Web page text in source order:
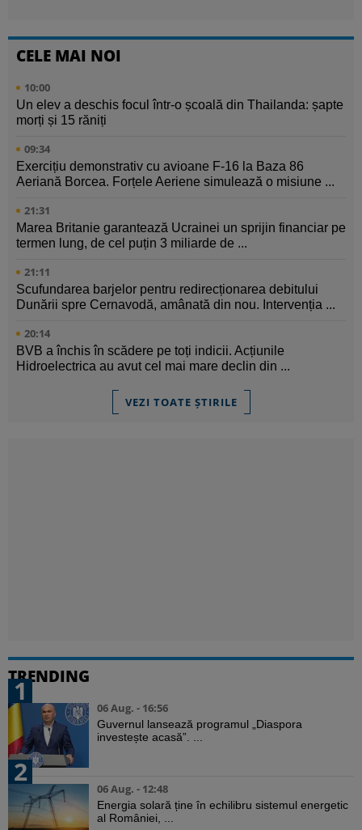
CELE MAI NOI
10:00
Un elev a deschis focul într-o școală din Thailanda: șapte
morți și 15 răniți
09:34
Exercițiu demonstrativ cu avioane F-16 la Baza 86
Aeriană Borcea. Forțele Aeriene simulează o misiune ...
21:31
Marea Britanie garantează Ucrainei un sprijin financiar pe
termen lung, de cel puțin 3 miliarde de ...
21:11
Scufundarea barjelor pentru redirecționarea debitului
Dunării spre Cernavodă, amânată din nou. Intervenția ...
20:14
BVB a închis în scădere pe toți indicii. Acțiunile
Hidroelectrica au avut cel mai mare declin din ...
VEZI TOATE ȘTIRILE
TRENDING
1
06 Aug. - 16:56
Guvernul lansează programul „Diaspora
investește acasă”. ...
2
06 Aug. - 12:48
Energia solară ține în echilibru sistemul energetic
al României, ...